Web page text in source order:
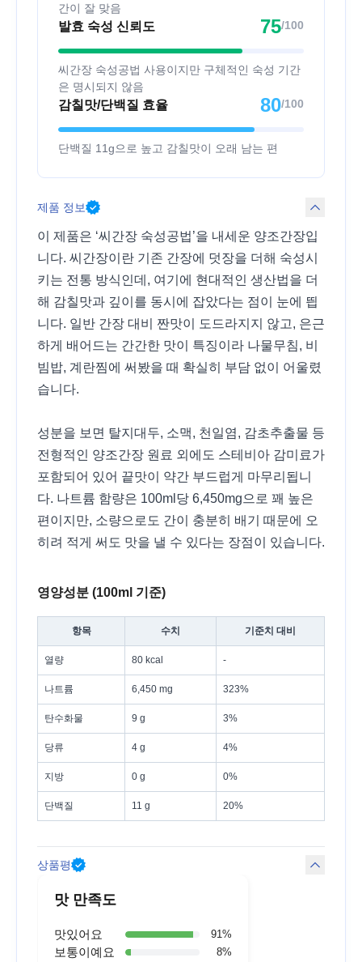
간이 잘 맞음
발효 숙성 신뢰도 75/100
씨간장 숙성공법 사용이지만 구체적인 숙성 기간
은 명시되지 않음
감칠맛/단백질 효율 80/100
단백질 11g으로 높고 감칠맛이 오래 남는 편
제품 정보
이 제품은 ‘씨간장 숙성공법’을 내세운 양조간장입
니다. 씨간장이란 기존 간장에 덧장을 더해 숙성시
키는 전통 방식인데, 여기에 현대적인 생산법을 더
해 감칠맛과 깊이를 동시에 잡았다는 점이 눈에 띕
니다. 일반 간장 대비 짠맛이 도드라지지 않고, 은근
하게 배어드는 간간한 맛이 특징이라 나물무침, 비
빔밥, 계란찜에 써봤을 때 확실히 부담 없이 어울렸
습니다.
성분을 보면 탈지대두, 소맥, 천일염, 감초추출물 등
전형적인 양조간장 원료 외에도 스테비아 감미료가
포함되어 있어 끝맛이 약간 부드럽게 마무리됩니
다. 나트륨 함량은 100ml당 6,450mg으로 꽤 높은
편이지만, 소량으로도 간이 충분히 배기 때문에 오
히려 적게 써도 맛을 낼 수 있다는 장점이 있습니다.
영양성분 (100ml 기준)
항목 수치 기준치 대비
열량 80 kcal -
나트륨 6,450 mg 323%
탄수화물 9 g 3%
당류 4 g 4%
지방 0 g 0%
단백질 11 g 20%
상품평
맛 만족도
맛있어요 91%
보통이예요 8%